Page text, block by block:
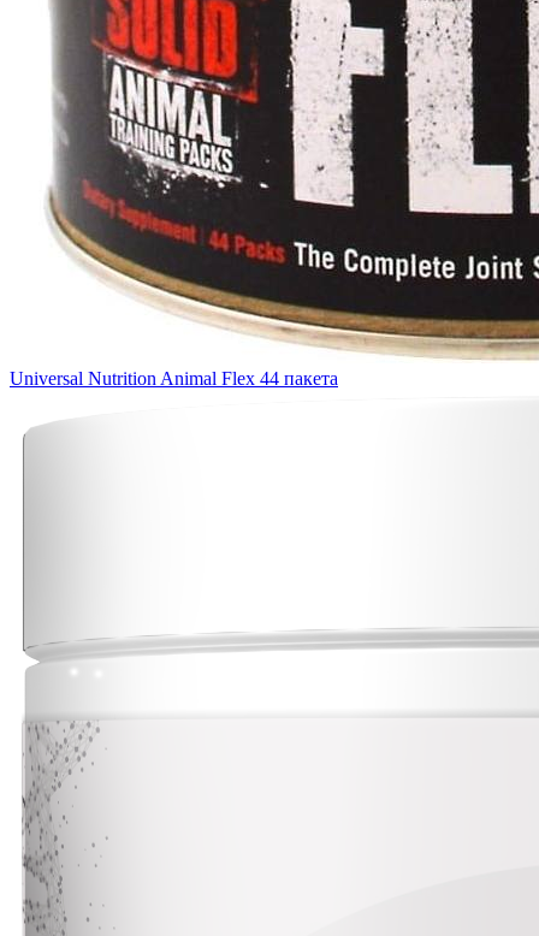
Universal Nutrition Animal Flex 44 пакета